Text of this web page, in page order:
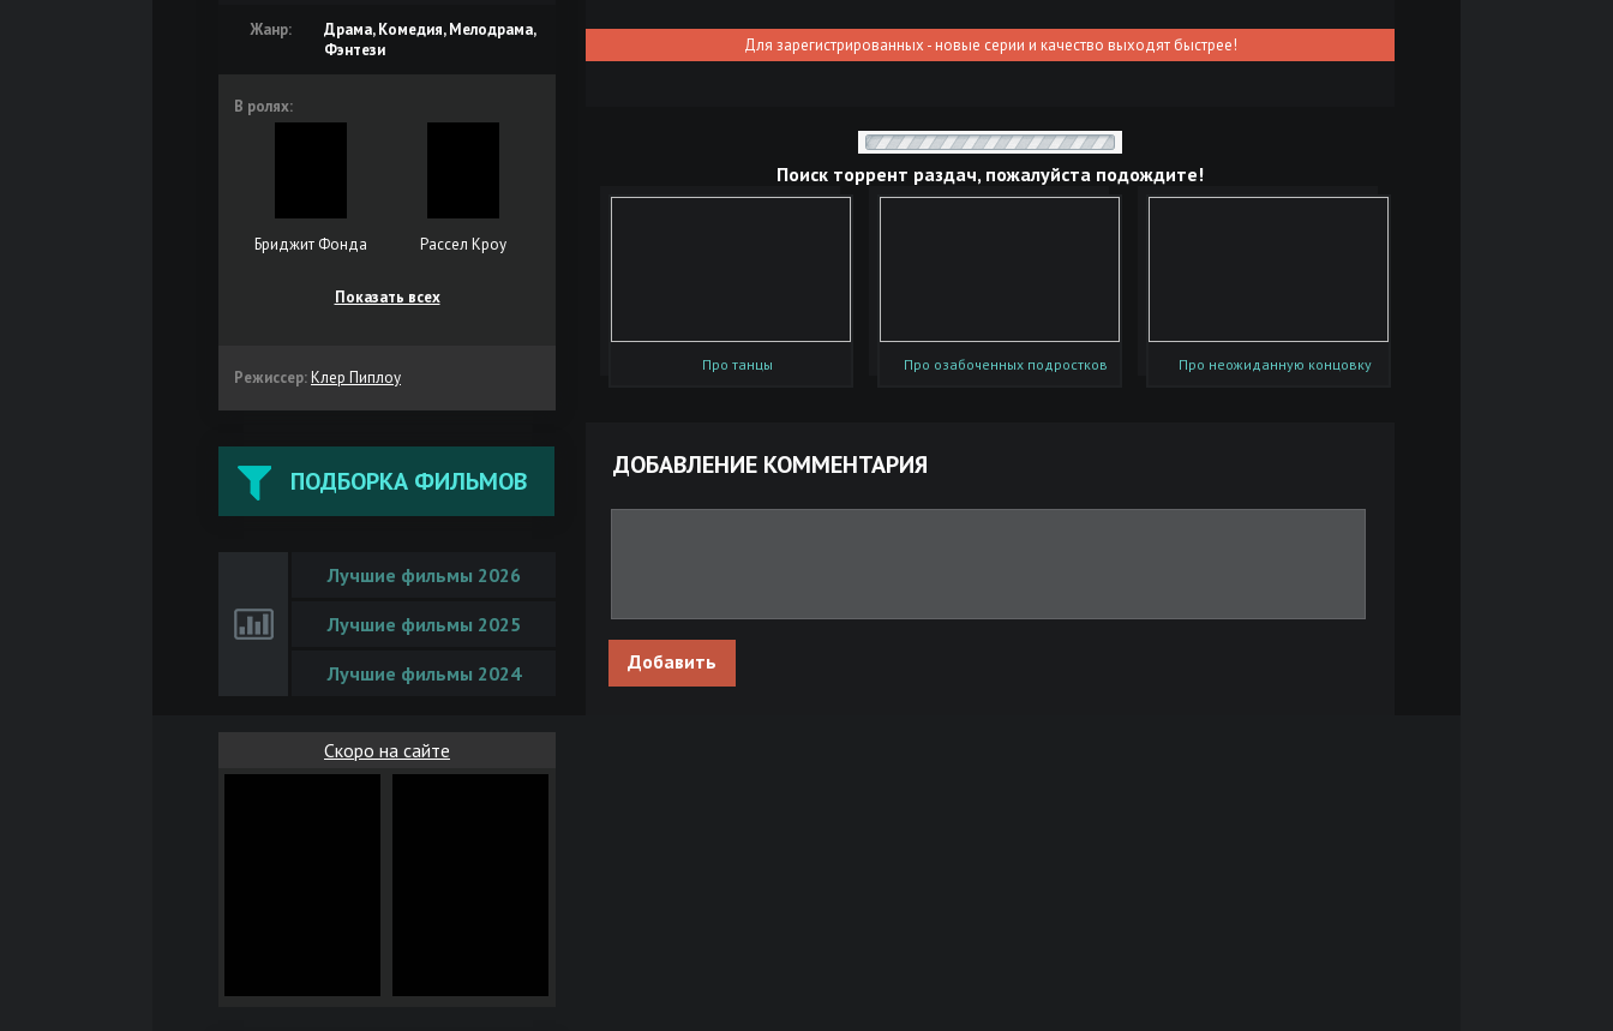
Жанр:
Драма, Комедия, Мелодрама,
Фэнтези
В ролях:
Бриджит Фонда Рассел Кроу
Показать всех
Режиссер:Клер Пиплоу
ПОДБОРКА ФИЛЬМОВ
Лучшие фильмы 2026
Лучшие фильмы 2025
Лучшие фильмы 2024
Скоро на сайте
Для зарегистрированных - новые серии и качество выходят быстрее!
Поиск торрент раздач, пожалуйста подождите!
Про танцы Про озабоченных подростков Про неожиданную концовку
ДОБАВЛЕНИЕ КОММЕНТАРИЯ
Добавить